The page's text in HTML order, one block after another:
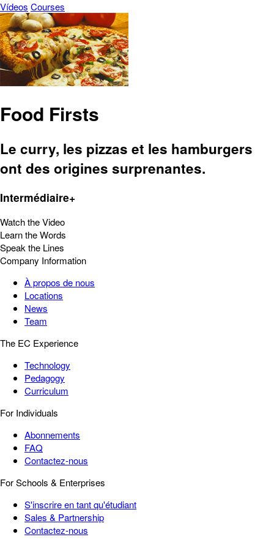
Vídeos Courses
Food Firsts
Le curry, les pizzas et les hamburgers
ont des origines surprenantes.
Intermédiaire+
Watch the Video
Learn the Words
Speak the Lines
Company Information
À propos de nous
Locations
News
Team
The EC Experience
Technology
Pedagogy
Curriculum
For Individuals
Abonnements
FAQ
Contactez-nous
For Schools & Enterprises
S'inscrire en tant qu'étudiant
Sales & Partnership
Contactez-nous